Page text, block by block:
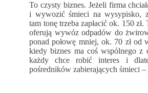
To czysty biznes. Jeżeli firma
i wywozić śmieci na wysypisko,
tam tonę trzeba zapłacić ok. 150
oferują wywóz odpadów do
ponad połowę mniej, ok. 70 zł od
kiedy biznes ma coś wspólnego z
każdy chce robić interes i
pośredników zabierających śmieci